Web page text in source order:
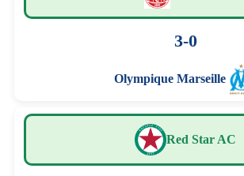
3-0
Olympique Marseille
Red Star AC